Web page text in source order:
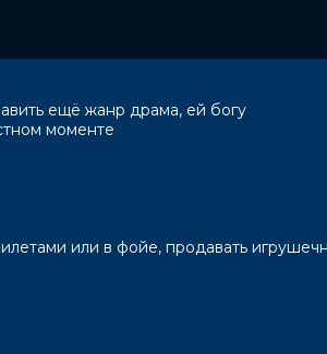
Фёдор Добронравов,
ещё жанр драма, ей богу
моменте
или в фойе, продавать